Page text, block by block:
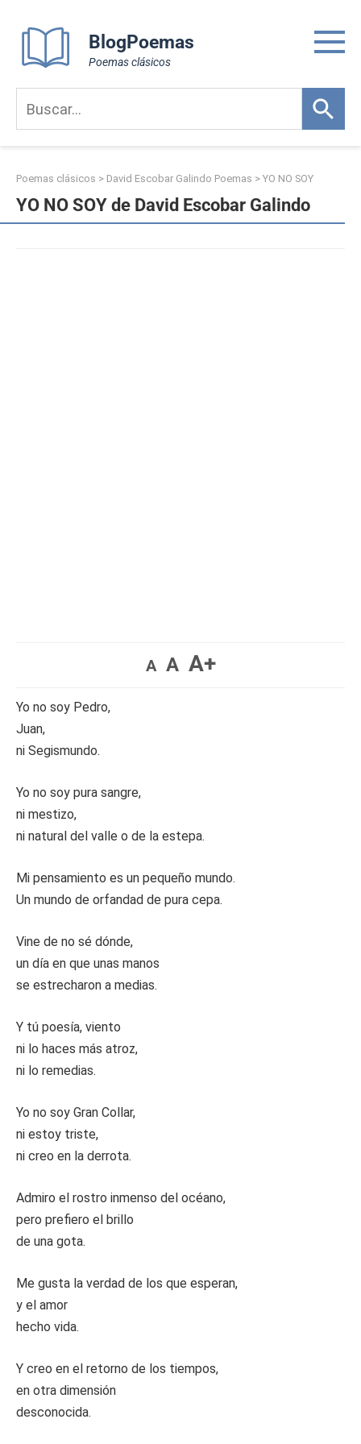
content
BlogPoemas
Poemas clásicos
Poemas clásicos > David Escobar Galindo Poemas > YO NO SOY
YO NO SOY de David Escobar Galindo
A A A+
Yo no soy Pedro,
Juan,
ni Segismundo.
Yo no soy pura sangre,
ni mestizo,
ni natural del valle o de la estepa.
Mi pensamiento es un pequeño mundo.
Un mundo de orfandad de pura cepa.
Vine de no sé dónde,
un día en que unas manos
se estrecharon a medias.
Y tú poesía, viento
ni lo haces más atroz,
ni lo remedias.
Yo no soy Gran Collar,
ni estoy triste,
ni creo en la derrota.
Admiro el rostro inmenso del océano,
pero prefiero el brillo
de una gota.
Me gusta la verdad de los que esperan,
y el amor
hecho vida.
Y creo en el retorno de los tiempos,
en otra dimensión
desconocida.